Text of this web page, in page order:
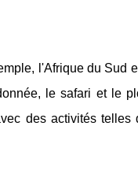
l'Afrique du Sud
le safari et le
des activités telles